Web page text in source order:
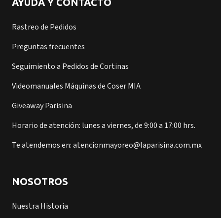
Rastreo de Pedidos
Preguntas frecuentes
Seguimiento a Pedidos de Cortinas
Videomanuales Máquinas de Coser MIA
Giveaway Parisina
Horario de atención: lunes a viernes, de 9:00 a 17:00 hrs.
Te atendemos en: atencionmayoreo@laparisina.com.mx
NOSOTROS
Nuestra Historia